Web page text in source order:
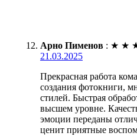
Арно Пименов : ★ ★
21.03.2025
Прекрасная работа
создания фотокниги,
стилей. Быстрая
высшем уровне.
эмоции переданы
ценит приятные